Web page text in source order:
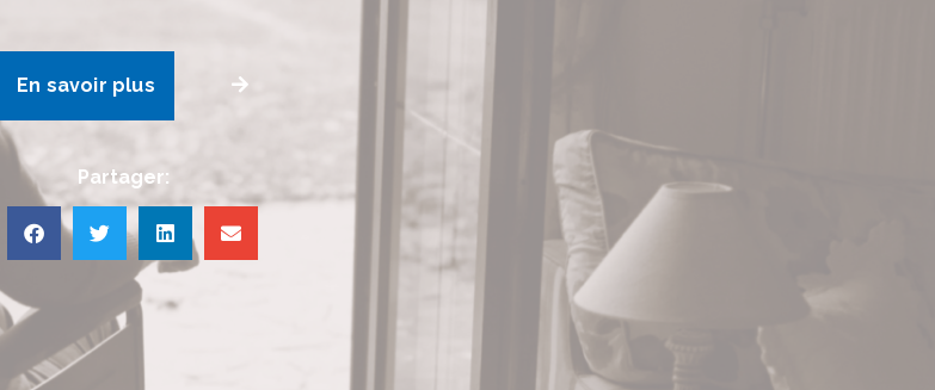
En savoir plus
Partager: